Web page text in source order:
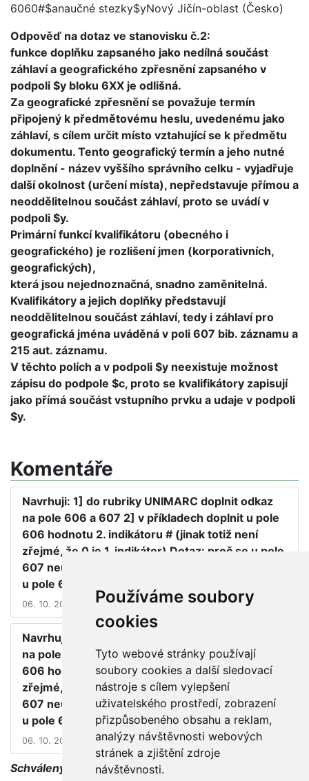
Používáme soubory
cookies
Tyto webové stránky používají
soubory cookies a další sledovací
nástroje s cílem vylepšení
uživatelského prostředí, zobrazení
přizpůsobeného obsahu a reklam,
analýzy návštěvnosti webových
stránek a zjištění zdroje
návštěvnosti.
6060#$anaučné stezky$yNový Jičín-oblast (Česko)
Odpověď na dotaz ve stanovisku č.2:
funkce doplňku zapsaného jako nedílná součást
záhlaví a geografického zpřesnění zapsaného v
podpoli $y bloku 6XX je odlišná.
Za geografické zpřesnění se považuje termín
připojený k předmětovému heslu, uvedenému jako
záhlaví, s cílem určit místo vztahující se k předmětu
dokumentu. Tento geografický termín a jeho nutné
doplnění - název vyššího správního celku - vyjadřuje
další okolnost (určení místa), nepředstavuje přímou a
neoddělitelnou součást záhlaví, proto se uvádí v
podpoli $y.
Primární funkcí kvalifikátoru (obecného i
geografického) je rozlišení jmen (korporativních,
geografických),
která jsou nejednoznačná, snadno zaměnitelná.
Kvalifikátory a jejich doplňky představují
neoddělitelnou součást záhlaví, tedy i záhlaví pro
geografická jména uváděná v poli 607 bib. záznamu a
215 aut. záznamu.
V těchto polích a v podpoli $y neexistuje možnost
zápisu do podpole $c, proto se kvalifikátory zapisují
jako přímá součást vstupního prvku a udaje v podpoli
$y.
Komentáře
Navrhuji: 1] do rubriky UNIMARC doplnit odkaz
na pole 606 a 607 2] v příkladech doplnit u pole
606 hodnotu 2. indikátoru # (jinak totiž není
zřejmé, že 0 je 1. indikátor) Dotaz: proč se u pole
607 neuvádí doplněk rovněž do podpole $y jako
u pole 606?
06. 10. 2000 12:00
Navrhuji: 1] do rubriky UNIMARC doplnit odkaz
na pole 606 a 607 2] v příkladech doplnit u pole
606 hodnotu 2. indikátoru # (jinak totiž není
zřejmé, že 0 je 1. indikátor) Dotaz: proč se u pole
607 neuvádí doplněk rovněž do podpole $y jako
u pole 606?
06. 10. 2000 12:00
Schválený dotaz, diskuse je uzavřena